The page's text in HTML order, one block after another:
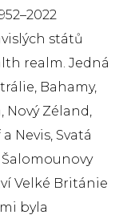
států
realm. Jedná
Bahamy,
Nový Zéland,
Nevis, Svatá
Šalomounovy
Velké Británie
byla